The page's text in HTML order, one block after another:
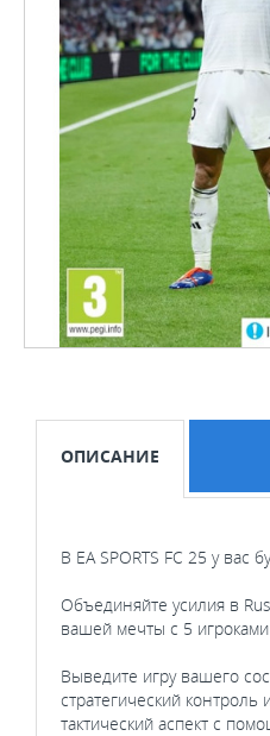
ОПИСАНИЕ
В EA SPORTS FC 25 у
Объединяйте усилия в
вашей мечты с 5
Выведите игру вашего
стратегический
тактический аспект с